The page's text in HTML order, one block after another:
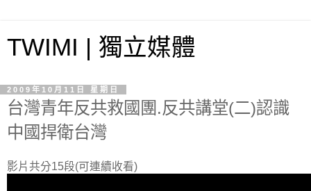
TWIMI | 獨立媒體
2009年10月11日 星期日
台灣青年反共救國團.反共講堂(二)認識
中國捍衛台灣
影片共分15段(可連續收看)